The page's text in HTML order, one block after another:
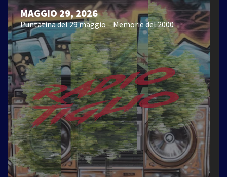
MAGGIO 29, 2026
Puntatina del 29 maggio – Memorie del 2000